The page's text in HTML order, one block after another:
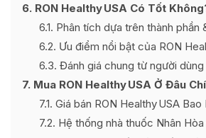
6 RON Healthy USA Có Tốt
6.1 Phân tích dựa trên thành phần
6.2 Ưu điểm nổi bật của RON
6.3 Đánh giá chung từ người dùng
7 Mua RON Healthy USA Ở Đâu
7.1 Giá bán RON Healthy USA Bao
7.2 Hệ thống nhà thuốc Nhân